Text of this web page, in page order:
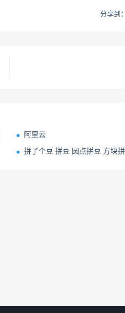
分享到：
阿里云
拼了个豆 拼豆 圆点拼豆 方块拼